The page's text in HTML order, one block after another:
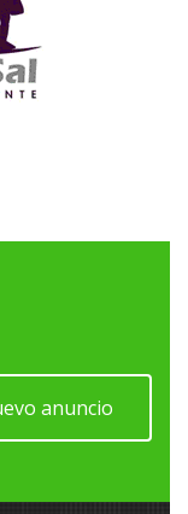
anuncio